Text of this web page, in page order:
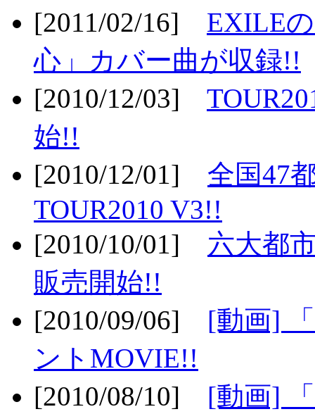
[2011/02/16] EXILE
心」カバー曲が収録!!
[2010/12/03]
始!!
[2010/12/01] 全国47
TOUR2010 V3!!
[2010/10/01] 六大都
販売開始!!
[2010/09/06] [動画]
ントMOVIE!!
[2010/08/10] [動画]